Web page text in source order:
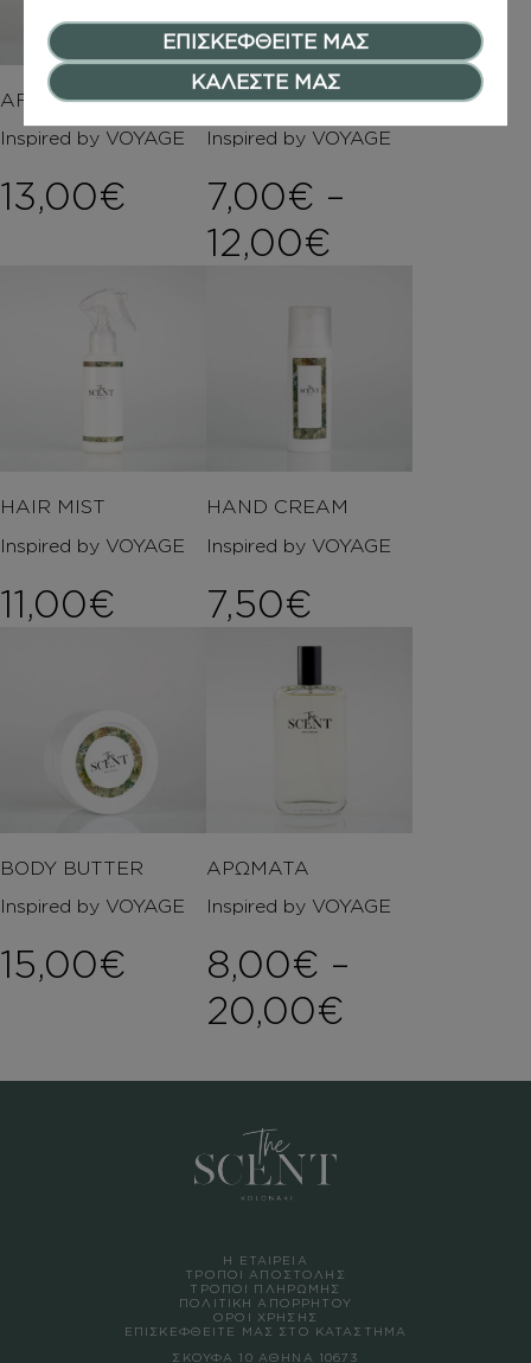
AFTER SHAVE
Inspired by VOYAGE
13,00€
ΚΡΕΜΕΣ ΣΩΜΑΤΟΣ
Inspired by VOYAGE
7,00€ –
12,00€
HAIR MIST
Inspired by VOYAGE
11,00€
HAND CREAM
Inspired by VOYAGE
7,50€
BODY BUTTER
Inspired by VOYAGE
15,00€
ΑΡΩΜΑΤΑ
Inspired by VOYAGE
8,00€ –
20,00€
Η ΕΤΑΙΡΕΙΑ
ΤΡΟΠΟΙ ΑΠΟΣΤΟΛΗΣ
ΤΡΟΠΟΙ ΠΛΗΡΩΜΗΣ
ΠΟΛΙΤΙΚΗ ΑΠΟΡΡΗΤΟΥ
ΟΡΟΙ ΧΡΗΣΗΣ
ΕΠΙΣΚΕΦΘΕΙΤΕ ΜΑΣ ΣΤΟ ΚΑΤΑΣΤΗΜΑ
ΣΚΟΥΦΑ 10 ΑΘΗΝΑ 10673
ΕΠΙΣΚΕΦΘΕΙΤΕ ΜΑΣ
ΚΑΛΕΣΤΕ ΜΑΣ